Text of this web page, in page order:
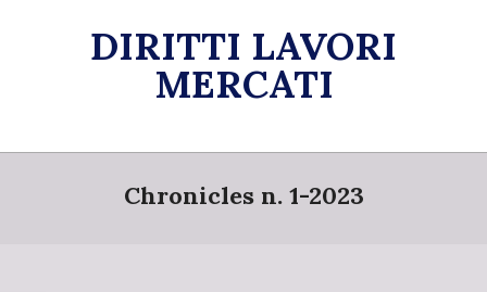
DIRITTI LAVORI
MERCATI
Primary
Chronicles n. 1-2023